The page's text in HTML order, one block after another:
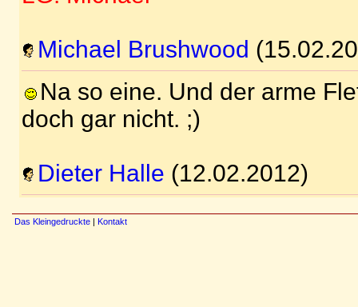
Michael Brushwood
Na so eine. Und der arme
doch gar nicht. ;)
Dieter Halle (12.02.2012)
Das Kleingedruckte | Kontakt